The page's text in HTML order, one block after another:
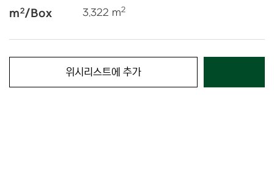
m2/Box 3.322 m2
위시리스트에 추가